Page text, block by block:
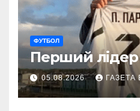
ФУТБОЛ
Перший лідер
05.08.2026 ГАЗЕТА